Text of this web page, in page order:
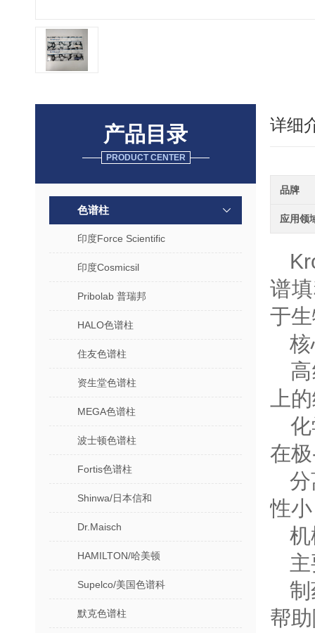
产品目录
PRODUCT CENTER
色谱柱
印度Force Scientific
印度Cosmicsil
Pribolab 普瑞邦
HALO色谱柱
住友色谱柱
资生堂色谱柱
MEGA色谱柱
波士顿色谱柱
Fortis色谱柱
Shinwa/日本信和
Dr.Maisch
HAMILTON/哈美顿
Supelco/美国色谱科
默克色谱柱
详细
品牌
应用领
谱
于
上
在
性
帮